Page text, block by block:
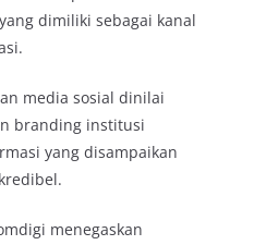
dimiliki sebagai kanal
media sosial dinilai
branding institusi
yang disampaikan
menegaskan